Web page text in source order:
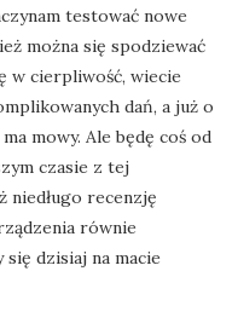
testować nowe
można się spodziewać
w cierpliwość, wiecie
dań, a już o
mowy. Ale będę coś od
czasie z tej
niedługo recenzję
równie
dzisiaj na macie